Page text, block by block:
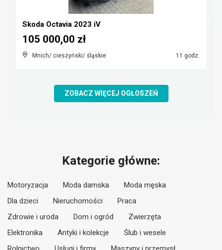
Skoda Octavia 2023 iV
Mnich/ cieszyński/ śląskie 11 godz.
105 000,00 zł
ZOBACZ WIĘCEJ OGŁOSZEŃ
Kategorie główne:
Motoryzacja Moda damska
Moda męska
Dla dzieci
Nieruchomości
Praca
Zdrowie i uroda
Dom i ogród
Zwierzęta
Elektronika
Antyki i kolekcje
Ślub i wesele